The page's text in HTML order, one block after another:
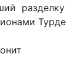
разделку
Турде